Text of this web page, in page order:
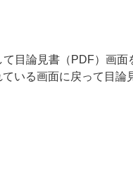
目論見書（PDF）画面
いる画面に戻って目論